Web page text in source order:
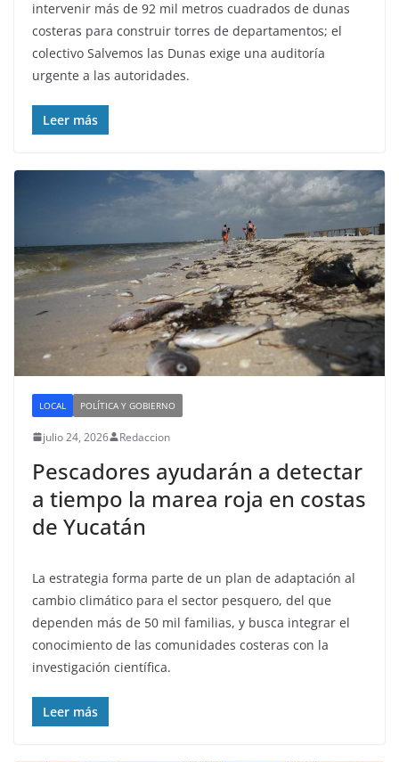
intervenir más de 92 mil metros cuadrados de dunas
costeras para construir torres de departamentos; el
colectivo Salvemos las Dunas exige una auditoría
urgente a las autoridades.
Leer más
LOCAL POLÍTICA Y GOBIERNO
julio 24, 2026 Redaccion
Pescadores ayudarán a detectar
a tiempo la marea roja en costas
de Yucatán
La estrategia forma parte de un plan de adaptación al
cambio climático para el sector pesquero, del que
dependen más de 50 mil familias, y busca integrar el
conocimiento de las comunidades costeras con la
investigación científica.
Leer más